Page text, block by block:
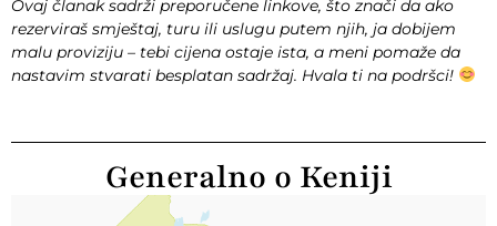
Ovaj članak sadrži preporučene linkove, što znači da ako
rezerviraš smještaj, turu ili uslugu putem njih, ja dobijem
malu proviziju – tebi cijena ostaje ista, a meni pomaže da
nastavim stvarati besplatan sadržaj. Hvala ti na podršci!
Generalno o Keniji